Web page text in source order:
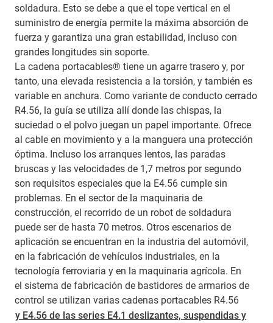
soldadura. Esto se debe a que el tope vertical en el
suministro de energía permite la máxima absorción de
fuerza y garantiza una gran estabilidad, incluso con
grandes longitudes sin soporte.
La cadena portacables® tiene un agarre trasero y, por
tanto, una elevada resistencia a la torsión, y también es
variable en anchura. Como variante de conducto cerrado
R4.56, la guía se utiliza allí donde las chispas, la
suciedad o el polvo juegan un papel importante. Ofrece
al cable en movimiento y a la manguera una protección
óptima. Incluso los arranques lentos, las paradas
bruscas y las velocidades de 1,7 metros por segundo
son requisitos especiales que la E4.56 cumple sin
problemas. En el sector de la maquinaria de
construcción, el recorrido de un robot de soldadura
puede ser de hasta 70 metros. Otros escenarios de
aplicación se encuentran en la industria del automóvil,
en la fabricación de vehículos industriales, en la
tecnología ferroviaria y en la maquinaria agrícola. En
el sistema de fabricación de bastidores de armarios de
control se utilizan varias cadenas portacables R4.56
y E4.56 de las series E4.1 deslizantes, suspendidas y